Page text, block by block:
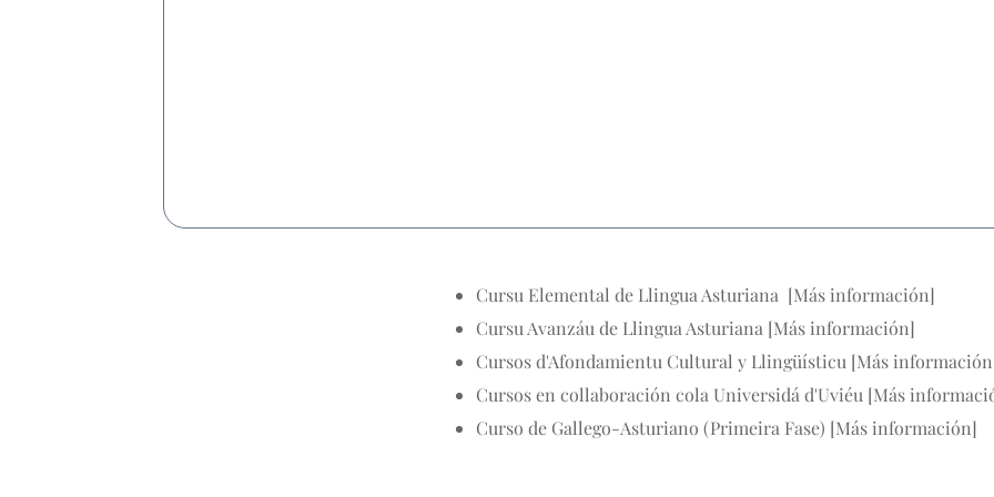
Cursu Elemental de Llingua Asturiana [Más información]
Cursu Avanzáu de Llingua Asturiana [Más información]
Cursos d'Afondamientu Cultural y Llingüísticu [Más información
Cursos en collaboración cola Universidá d'Uviéu [Más
Curso de Gallego-Asturiano (Primeira Fase) [Más información]